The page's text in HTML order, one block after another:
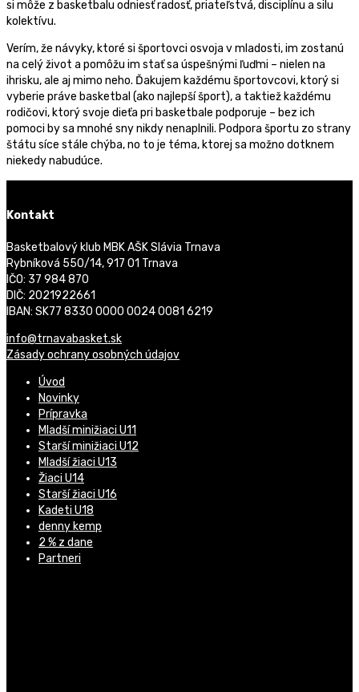
si môže z basketbalu odniesť radosť, priateľstvá, disciplínu a silu
kolektívu.
Verím, že návyky, ktoré si športovci osvoja v mladosti, im zostanú
na celý život a pomôžu im stať sa úspešnými ľuďmi – nielen na
ihrisku, ale aj mimo neho. Ďakujem každému športovcovi, ktorý si
vyberie práve basketbal (ako najlepší šport), a taktiež každému
rodičovi, ktorý svoje dieťa pri basketbale podporuje – bez ich
pomoci by sa mnohé sny nikdy nenaplnili. Podpora športu zo strany
štátu síce stále chýba, no to je téma, ktorej sa možno dotknem
niekedy nabudúce.
Kontakt
Basketbalový klub MBK AŠK Slávia Trnava
Rybníková 550/14, 917 01 Trnava
IČO: 37 984 870
DIČ: 2021922661
IBAN: SK77 8330 0000 0024 0081 6219
info@trnavabasket.sk
Zásady ochrany osobných údajov
Úvod
Novinky
Prípravka
Mladší minižiaci U11
Starší minižiaci U12
Mladší žiaci U13
Žiaci U14
Starší žiaci U16
Kadeti U18
denny kemp
2 % z dane
Partneri